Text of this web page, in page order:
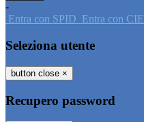
-
Entra con SPID Entra con CIE
Seleziona utente
button close ×
Recupero password